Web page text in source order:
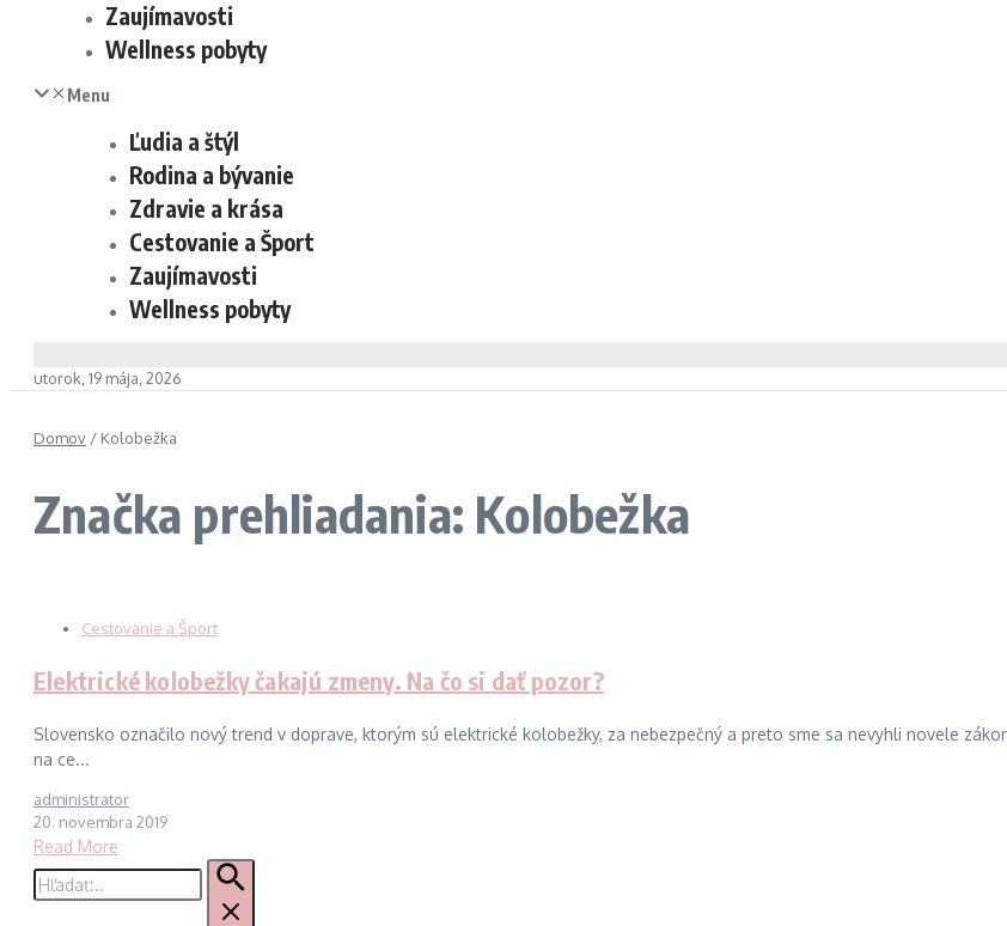
Zaujímavosti
Wellness pobyty
Menu
Ľudia a štýl
Rodina a bývanie
Zdravie a krása
Cestovanie a Šport
Zaujímavosti
Wellness pobyty
utorok, 19 mája, 2026
Domov / Kolobežka
Značka prehliadania: Kolobežka
Cestovanie a Šport
Elektrické kolobežky čakajú zmeny. Na čo si dať pozor?
Slovensko označilo nový trend v doprave, ktorým sú elektrické kolobežky, za nebezpečný a preto sme sa nevyhli novele
na ce...
administrator
20. novembra 2019
Read More
Hľadať: